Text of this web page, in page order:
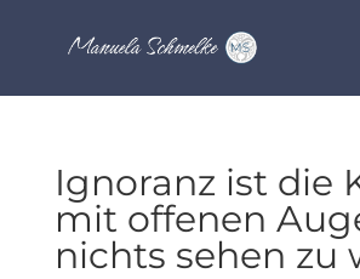
Ignoranz ist die
mit offenen
nichts sehen zu